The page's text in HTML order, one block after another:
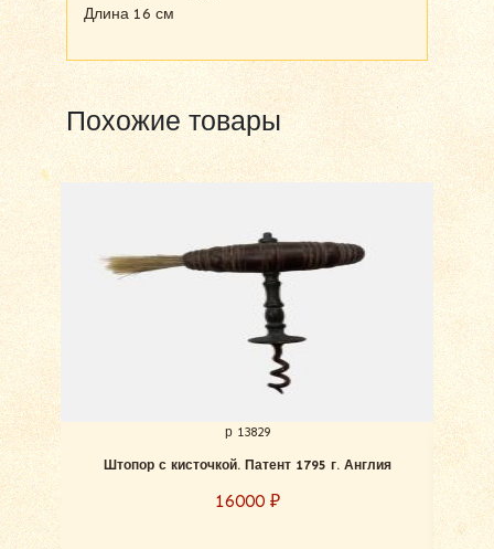
Длина 16 см
Похожие товары
р 13829
Штопор с кисточкой. Патент 1795 г. Англия
16000 ₽